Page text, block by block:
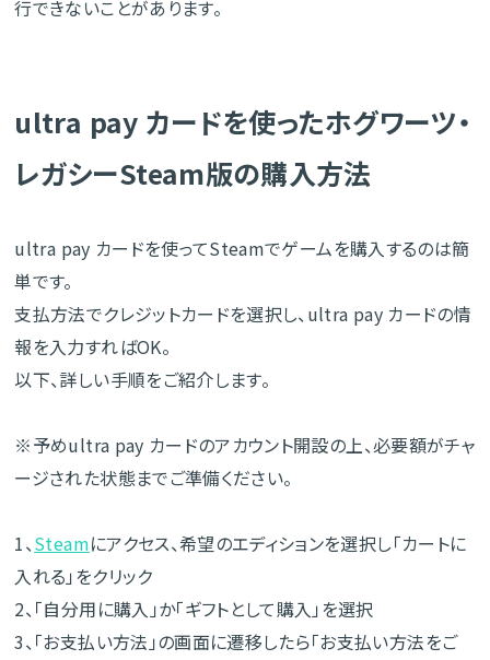
行できないことがあります。
ultra pay カードを使ったホグワーツ・
レガシーSteam版の購入方法
ultra pay カードを使ってSteamでゲームを購入するのは簡
単です。
支払方法でクレジットカードを選択し、ultra pay カードの情
報を入力すればOK。
以下、詳しい手順をご紹介します。
※予めultra pay カードのアカウント開設の上、必要額がチャ
ージされた状態までご準備ください。
1、Steamにアクセス、希望のエディションを選択し「カートに
入れる」をクリック
2、「自分用に購入」か「ギフトとして購入」を選択
3、「お支払い方法」の画面に遷移したら「お支払い方法をご